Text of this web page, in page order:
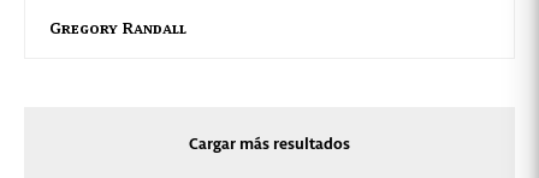
Gregory Randall
Cargar más resultados